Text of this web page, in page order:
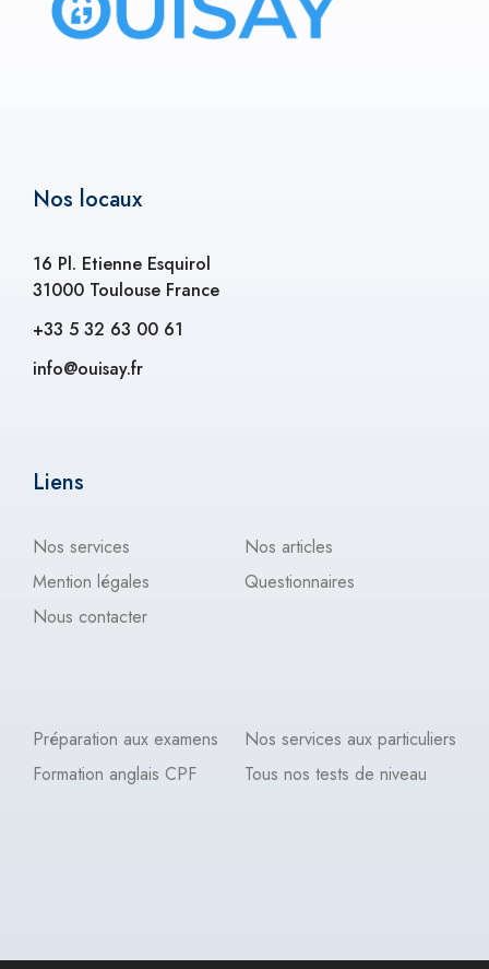
Nos locaux
16 Pl. Etienne Esquirol
31000 Toulouse France
+33 5 32 63 00 61
info@ouisay.fr
Liens
Nos services
Nos articles
Mention légales
Questionnaires
Nous contacter
Préparation aux examens
Nos services aux particuliers
Formation anglais CPF
Tous nos tests de niveau